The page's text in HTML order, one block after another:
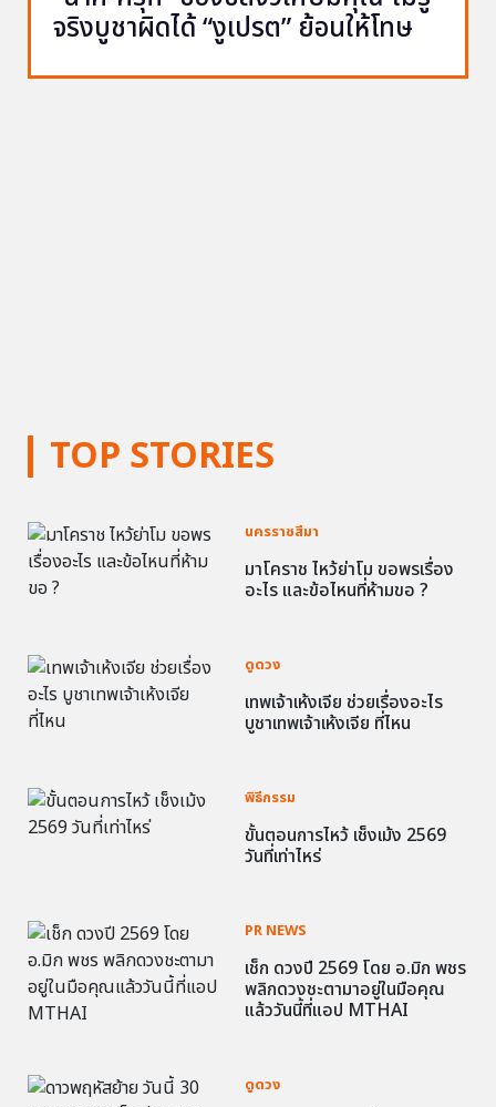
TOP STORIES
นครราชสีมา
มาโคราช ไหว้ย่าโม ขอพรเรื่อง
อะไร และข้อไหนที่ห้ามขอ ?
ดูดวง
เทพเจ้าเห้งเจีย ช่วยเรื่องอะไร
บูชาเทพเจ้าเห้งเจีย ที่ไหน
พิธีกรรม
ขั้นตอนการไหว้ เช็งเม้ง 2569
วันที่เท่าไหร่
PR NEWS
เช็ก ดวงปี 2569 โดย อ.มิก พชร
พลิกดวงชะตามาอยู่ในมือคุณ
แล้ววันนี้ที่แอป MTHAI
ดูดวง
จริงบูชาผิดได้ “งูเปรต” ย้อนให้โทษ